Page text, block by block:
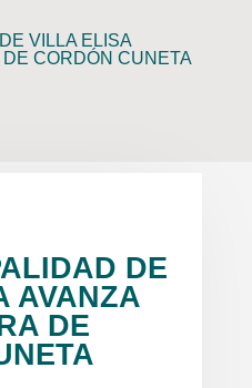
VILLA ELISA
CORDÓN CUNETA
DE
AVANZA
DE